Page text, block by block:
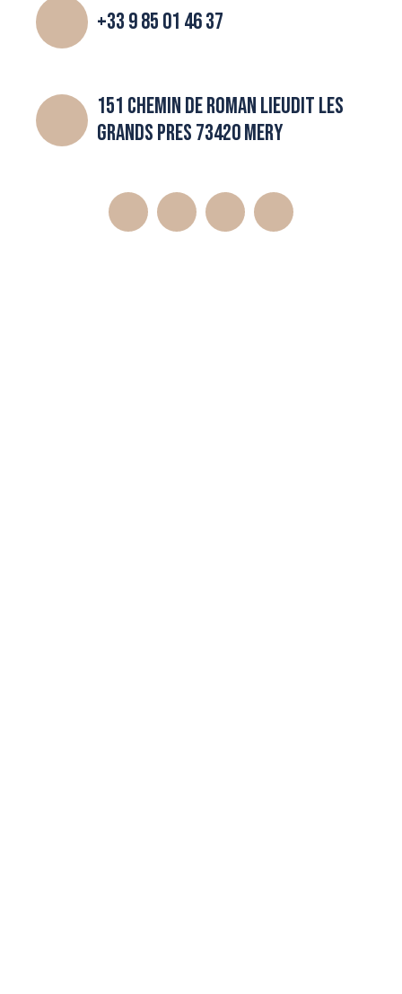
+33 9 85 01 46 37
151 CHEMIN DE ROMAN LIEUDIT LES
GRANDS PRES 73420 MERY